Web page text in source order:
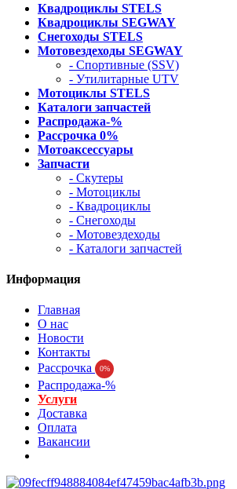
Квадроциклы STELS
Квадроциклы SEGWAY
Снегоходы STELS
Мотовездеходы SEGWAY
- Спортивные (SSV)
- Утилитарные UTV
Мотоциклы STELS
Каталоги запчастей
Распродажа-%
Рассрочка 0%
Мотоаксессуары
Запчасти
- Скутеры
- Мотоциклы
- Квадроциклы
- Снегоходы
- Мотовездеходы
- Каталоги запчастей
Информация
Главная
О нас
Новости
Контакты
Рассрочка
0%
Распродажа-%
Услуги
Доставка
Оплата
Вакансии